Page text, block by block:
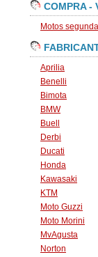
COMPRA -
Motos
Aprilia
Benelli
Bimota
BMW
Buell
Derbi
Ducati
Honda
Kawasaki
KTM
Moto Guzzi
Moto Morini
MvAgusta
Norton